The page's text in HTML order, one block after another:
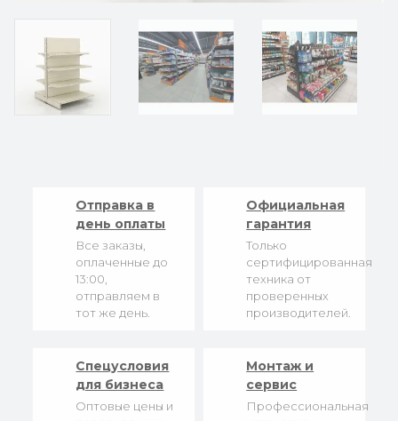
Отправка в
день оплаты
Все заказы,
оплаченные до
13:00,
отправляем в
тот же день.
Официальная
гарантия
Только
сертифицированная
техника от
проверенных
производителей.
Спецусловия
для бизнеса
Оптовые цены и
Монтаж и
сервис
Профессиональная